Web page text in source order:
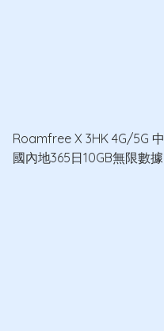
Roamfree X 3HK 4G/5G 中
國內地365日10GB無限數據